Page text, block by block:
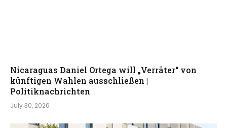
Nicaraguas Daniel Ortega will „Verräter“ von
künftigen Wahlen ausschließen |
Politiknachrichten
July 30, 2026